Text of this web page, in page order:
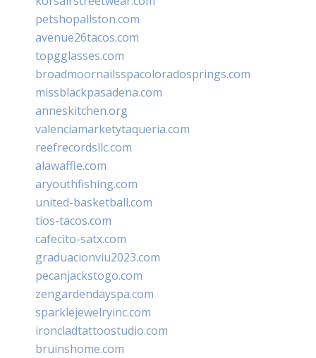
petshopallston.com
avenue26tacos.com
topgglasses.com
broadmoornailsspacoloradosprings.com
missblackpasadena.com
anneskitchen.org
valenciamarketytaqueria.com
reefrecordsllc.com
alawaffle.com
aryouthfishing.com
united-basketball.com
tios-tacos.com
cafecito-satx.com
graduacionviu2023.com
pecanjackstogo.com
zengardendayspa.com
sparklejewelryinc.com
ironcladtattoostudio.com
bruinshome.com